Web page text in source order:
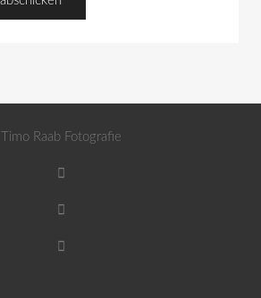
Timo Raab Fotografie